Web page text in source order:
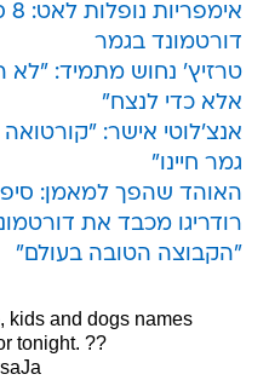
דורטמונד בגמר
טרזיץ' נחוש מתמיד: "לא
אלא כדי לנצח"
אנצ'לוטי אישר:
גמר חיינו"
האוהד שהפך למאמן:
רודריגו מכבד את
"הקבוצה הטובה בעולם"
kids and dogs names
tonight. ??